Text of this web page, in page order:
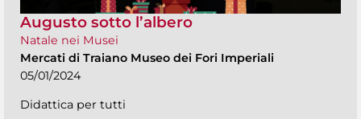
Augusto sotto l’albero
Natale nei Musei
Mercati di Traiano Museo dei Fori Imperiali
05/01/2024
Didattica per tutti